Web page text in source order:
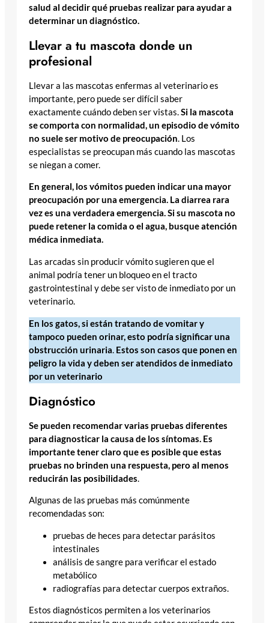
salud al decidir qué pruebas realizar para ayudar a
determinar un diagnóstico.
Llevar a tu mascota donde un
profesional
Llevar a las mascotas enfermas al veterinario es
importante, pero puede ser difícil saber
exactamente cuándo deben ser vistas.Si la mascota
se comporta con normalidad, un episodio de vómito
no suele ser motivo de preocupación. Los
especialistas se preocupan más cuando las mascotas
se niegan a comer.
En general, los vómitos pueden indicar una mayor
preocupación por una emergencia. La diarrea rara
vez es una verdadera emergencia. Si su mascota no
puede retener la comida o el agua, busque atención
médica inmediata.
Las arcadas sin producir vómito sugieren que el
animal podría tener un bloqueo en el tracto
gastrointestinal y debe ser visto de inmediato por un
veterinario.
En los gatos, si están tratando de vomitar y
tampoco pueden orinar, esto podría significar una
obstrucción urinaria. Estos son casos que ponen en
peligro la vida y deben ser atendidos de inmediato
por un veterinario
Diagnóstico
Se pueden recomendar varias pruebas diferentes
para diagnosticar la causa de los síntomas. Es
importante tener claro que es posible que estas
pruebas no brinden una respuesta, pero al menos
reducirán las posibilidades.
Algunas de las pruebas más comúnmente
recomendadas son:
pruebas de heces para detectar parásitos
intestinales
análisis de sangre para verificar el estado
metabólico
radiografías para detectar cuerpos extraños.
Estos diagnósticos permiten a los veterinarios